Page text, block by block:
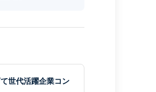
て世代活躍企業コン